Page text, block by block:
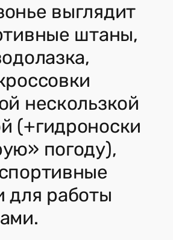
выглядит
штаны,
нескользкой
(+гидроноски
погоду),
для работы